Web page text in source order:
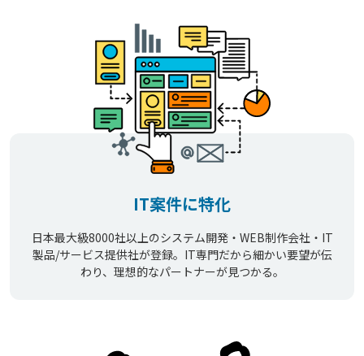
IT案件に特化
日本最大級8000社以上のシステム開発・WEB制作会社・IT
製品/サービス提供社が登録。IT専門だから細かい要望が伝
わり、理想的なパートナーが見つかる。